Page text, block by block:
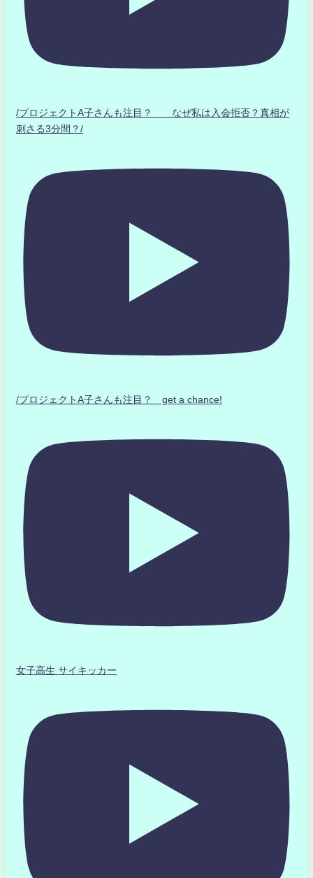
/プロジェクトA子さんも注目？ なぜ私は入会拒否？真相が
刺さる3分間？/
/プロジェクトA子さんも注目？ get a chance!
女子高生 サイキッカー